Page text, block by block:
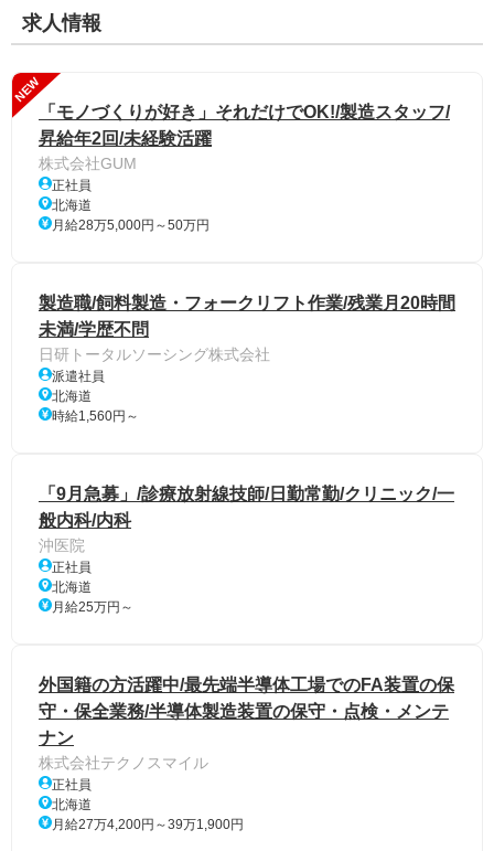
求人情報
NEW
「モノづくりが好き」それだけでOK!/製造スタッフ/
昇給年2回/未経験活躍
株式会社GUM
正社員
北海道
月給28万5,000円～50万円
製造職/飼料製造・フォークリフト作業/残業月20時間
未満/学歴不問
日研トータルソーシング株式会社
派遣社員
北海道
時給1,560円～
「9月急募」/診療放射線技師/日勤常勤/クリニック/一
般内科/内科
沖医院
正社員
北海道
月給25万円～
外国籍の方活躍中/最先端半導体工場でのFA装置の保
守・保全業務/半導体製造装置の保守・点検・メンテ
ナン
株式会社テクノスマイル
正社員
北海道
月給27万4,200円～39万1,900円